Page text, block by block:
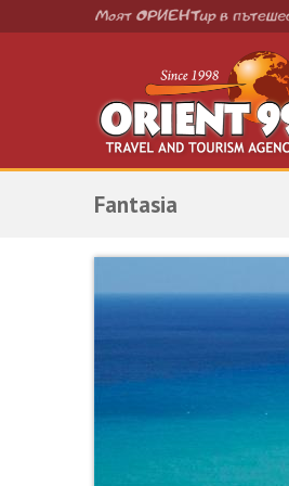
Fantasia